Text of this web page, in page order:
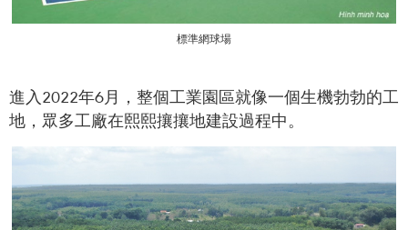
標準網球場
進入2022年6月，整個工業園區就像一個生機勃勃的工
地，眾多工廠在熙熙攘攘地建設過程中。